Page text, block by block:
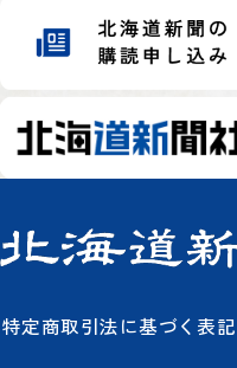
特定商取引法に基づく表記